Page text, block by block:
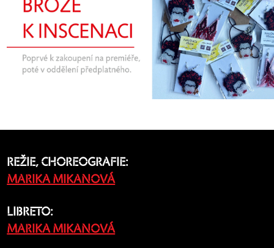
REŽIE, CHOREOGRAFIE:
MARIKA MIKANOVÁ
LIBRETO:
MARIKA MIKANOVÁ